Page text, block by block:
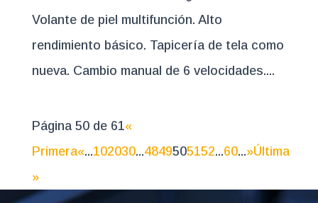
Volante de piel multifunción. Alto
rendimiento básico. Tapicería de tela como
nueva. Cambio manual de 6 velocidades....
Página 50 de 61«
Primera«...102030...4849505152...60...»Última
»